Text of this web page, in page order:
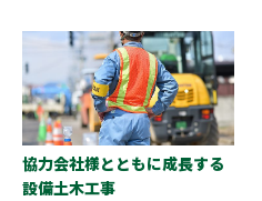
協力会社様とともに成長する
設備土木工事